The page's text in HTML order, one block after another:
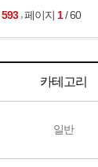
593 ,페이지 1/ 60
카테고리
일반